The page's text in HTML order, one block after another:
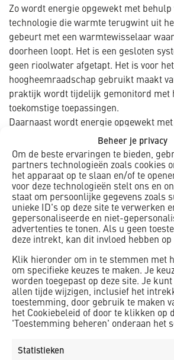
Beheer je privacy
Om de beste ervaringen te bieden,
partners technologieën zoals cookies
het apparaat op te slaan en/of te
voor deze technologieën stelt ons en
staat om persoonlijke gegevens zoals
unieke ID's op deze site te verwerken
gepersonaliseerde en niet-
advertenties te tonen. Als u geen
deze intrekt, kan dit invloed hebben
Klik hieronder om in te stemmen met
om specifieke keuzes te maken. Je
worden toegepast op deze site. Je
allen tijde wijzigen, inclusief het
toestemming, door gebruik te maken
het Cookiebeleid of door te klikken op
'Toestemming beheren' onderaan het
Statistieken
Zo wordt energie opgewekt met
technologie die warmte terugwint uit
gebeurt met een warmtewisselaar
doorheen loopt. Het is een gesloten
geen rioolwater afgetapt. Het is voor
hoogheemraadschap gebruikt maakt
praktijk wordt tijdelijk gemonitord met
toekomstige toepassingen.
Daarnaast wordt energie opgewekt
zonnepanelen. Het gebruik van
de warmtevraag van de werf
zoveel als mogelijk CO2-neutraal.
HERGEBRUIK
Er wordt circulair gebouwd volgens het
cradle’(van wieg tot wieg)-principe. Dat
producten na gebruik opnieuw
geldt voor vrijwel alle bouwstoffen. Bij
Everstekoog worden wanden gemaakt
is teruggewonnen uit de zuiveringen
en De Beemster. Verder is het nieuwe
tachtig procent demontabel om te
eenvoudig gebruikt kunnen worden.